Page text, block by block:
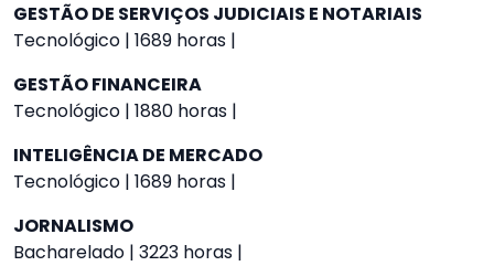
GESTÃO DE SERVIÇOS JUDICIAIS E NOTARIAIS
Tecnológico | 1689 horas |
GESTÃO FINANCEIRA
Tecnológico | 1880 horas |
INTELIGÊNCIA DE MERCADO
Tecnológico | 1689 horas |
JORNALISMO
Bacharelado | 3223 horas |